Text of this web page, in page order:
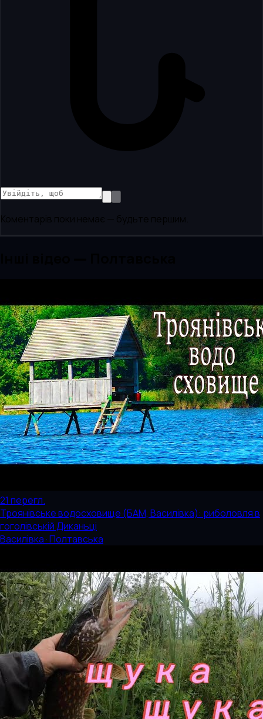
21 перегл.
Троянівське водосховище (БАМ, Василівка): риболовля в
гоголівській Диканьці
Василівка · Полтавська